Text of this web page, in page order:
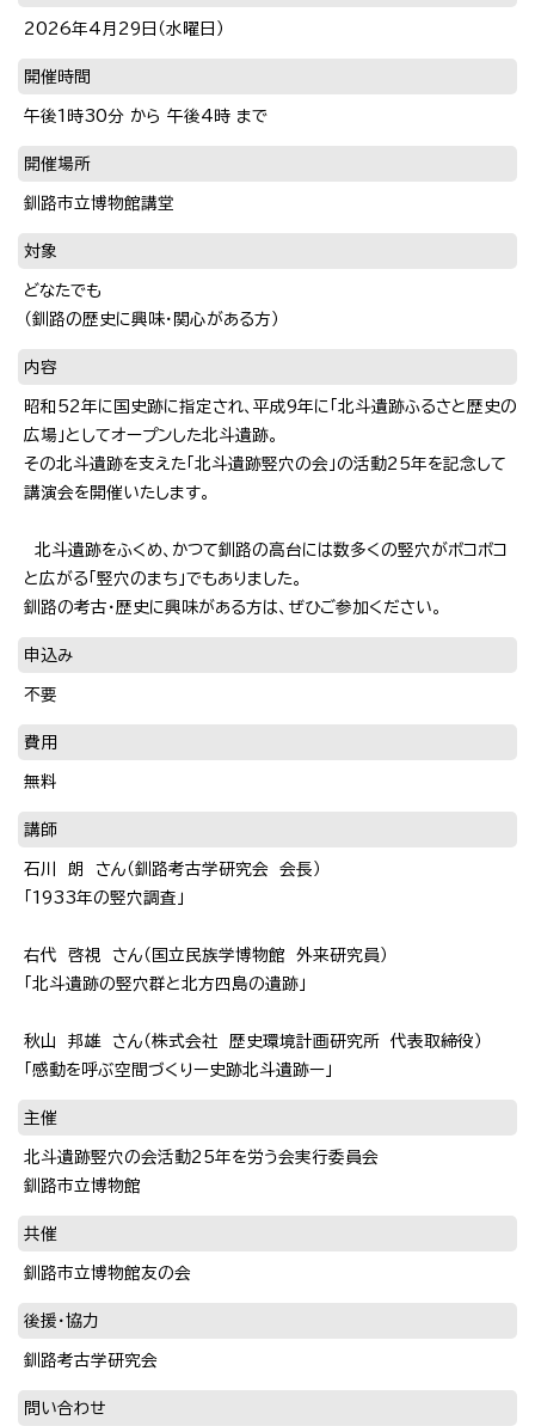
2026年4月29日（水曜日）
開催時間
午後1時30分 から 午後4時 まで
開催場所
釧路市立博物館講堂
対象
どなたでも
（釧路の歴史に興味・関心がある方）
内容
昭和52年に国史跡に指定され、平成9年に「北斗遺跡ふるさと歴史の
広場」としてオープンした北斗遺跡。
その北斗遺跡を支えた「北斗遺跡竪穴の会」の活動25年を記念して
講演会を開催いたします。
北斗遺跡をふくめ、かつて釧路の高台には数多くの竪穴がボコボコ
と広がる「竪穴のまち」でもありました。
釧路の考古・歴史に興味がある方は、ぜひご参加ください。
申込み
不要
費用
無料
講師
石川 朗 さん（釧路考古学研究会 会長）
「1933年の竪穴調査」
右代 啓視 さん（国立民族学博物館 外来研究員）
「北斗遺跡の竪穴群と北方四島の遺跡」
秋山 邦雄 さん（株式会社 歴史環境計画研究所 代表取締役）
「感動を呼ぶ空間づくりー史跡北斗遺跡ー」
主催
北斗遺跡竪穴の会活動25年を労う会実行委員会
釧路市立博物館
共催
釧路市立博物館友の会
後援・協力
釧路考古学研究会
問い合わせ